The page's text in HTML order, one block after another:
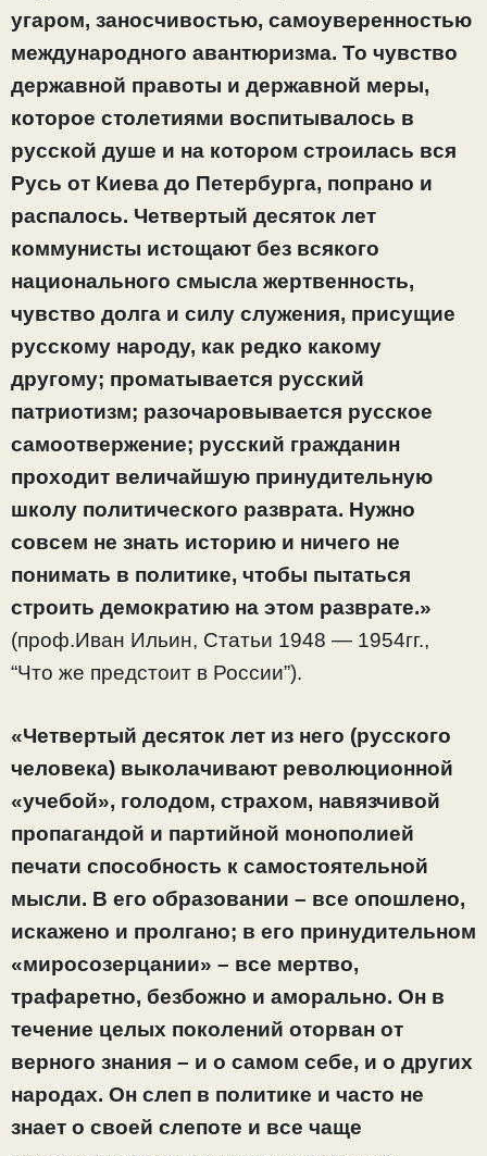
угаром, заносчивостью, самоуверенностью
международного авантюризма. То чувство
державной правоты и державной меры,
которое столетиями воспитывалось в
русской душе и на котором строилась вся
Русь от Киева до Петербурга, попрано и
распалось. Четвертый десяток лет
коммунисты истощают без всякого
национального смысла жертвенность,
чувство долга и силу служения, присущие
русскому народу, как редко какому
другому; проматывается русский
патриотизм; разочаровывается русское
самоотвержение; русский гражданин
проходит величайшую принудительную
школу политического разврата. Нужно
совсем не знать историю и ничего не
понимать в политике, чтобы пытаться
строить демократию на этом разврате.»
(проф.Иван Ильин, Статьи 1948 — 1954гг.,
“Что же предстоит в России”).
«Четвертый десяток лет из него (русского
человека) выколачивают революционной
«учебой», голодом, страхом, навязчивой
пропагандой и партийной монополией
печати способность к самостоятельной
мысли. В его образовании – все опошлено,
искажено и пролгано; в его принудительном
«миросозерцании» – все мертво,
трафаретно, безбожно и аморально. Он в
течение целых поколений оторван от
верного знания – и о самом себе, и о других
народах. Он слеп в политике и часто не
знает о своей слепоте и все чаще